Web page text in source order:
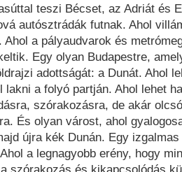
teszi Bécset, az Adriát és
autósztrádák futnak. Ahol
Ahol a pályaudvarok és
Egy olyan Budapestre,
adottságát: a Dunát. Ahol
lakni a folyó partján. Ahol lehet
szórakozásra, de akár
És olyan várost, ahol
újra kék Dunán. Egy
a legnagyobb erény, hogy